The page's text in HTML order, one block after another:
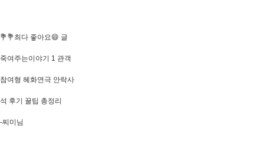
💐💐최다 좋아요😄 글
죽여주는이야기 1 관객
참여형 혜화연극 안락사
석 후기 꿀팁 총정리
-찌미님